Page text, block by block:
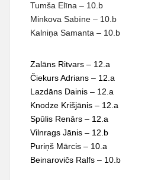
Tumša Elīna – 10.b
Minkova Sabīne – 10.b
Kalniņa Samanta – 10.b
Zalāns Ritvars – 12.a
Čiekurs Adrians – 12.a
Lazdāns Dainis – 12.a
Knodze Krišjānis – 12.a
Spūlis Renārs – 12.a
Vilnrags Jānis – 12.b
Puriņš Mārcis – 10.a
Beinarovičs Ralfs – 10.b